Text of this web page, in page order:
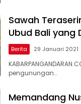
Sawah
Ubud Bali
Berita 29 Januari 2021
pengunungan…
Memandang